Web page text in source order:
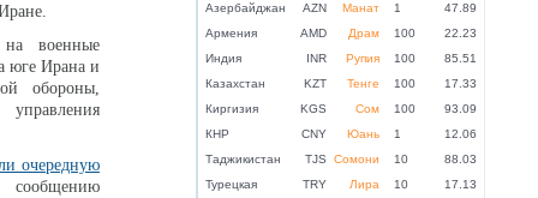
Азербайджан
AZN Манат 1
47.89
Армения
AMD Драм 100
22.23
Индия
INR Рупия 100
85.51
Казахстан
KZT Тенге 100
17.33
Киргизия
KGS Сом 100
93.09
КНР
CNY Юань 1
12.06
Таджикистан
TJS Сомони 10
88.03
Турецкая
TRY Лира 10
17.13
военные
юге Ирана и
обороны,
очередную
сообщению